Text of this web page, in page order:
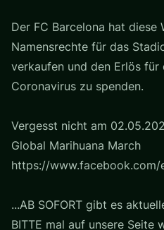
Der FC Barcelona hat diese
Namensrechte für das
verkaufen und den Erlös für
Coronavirus zu spenden.
Vergesst nicht am
Global Marihuana March
https://www.facebook.com/
...AB SOFORT gibt es
BITTE mal auf unsere Seite